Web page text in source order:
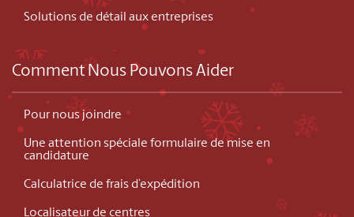
Solutions de détail aux entreprises
Comment Nous Pouvons Aider
Pour nous joindre
Une attention spéciale formulaire de mise en
candidature
Calculatrice de frais d’expédition
Localisateur de centres